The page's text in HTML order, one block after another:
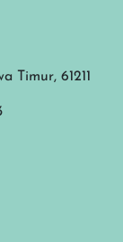
Timur, 61211